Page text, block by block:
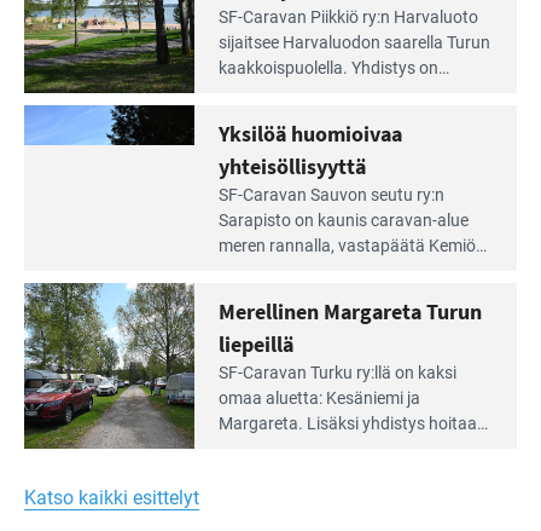
Lue
Leirintäoppaan
artikkeli:
Meren
äärellä
ja
SF-Caravan Piikkiö ry:n Harvaluoto
sijait­see Harvaluodon saarella Turun
kaakkois­puolella. Yhdistys on
virkistysalueesta.
huomioivaa
yhteisöllisyyttä
Yksilöä huomioivaa
yhteisöllisyyttä
SF-Caravan Sauvon seutu ry:n
Sarapisto on kaunis caravan-alue
meren rannalla, vasta­päätä Kemiön
kymmenen paikkaa ilman sähköä.
Lue
Leirintäoppaan
artikkeli:
Merellinen
Turun
liepeillä
Merellinen Margareta Turun
liepeillä
SF-Caravan Turku ry:llä on kaksi
omaa aluet­ta: Kesäniemi ja
Margareta. Lisäksi yhdis­tys hoitaa
Katso kaikki esittelyt